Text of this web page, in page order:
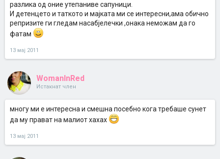
разлика од оние утепаниве сапуници.
И детенцето и таткото и мајката ми се интересни,ама обично
репризите ги гледам насабјелечки ,онака неможам да го
фатам
13 мај 2011
WomanInRed
Истакнат член
многу ми е интересна и смешна посебно кога требаше сунет
да му прават на малиот хахах
13 мај 2011